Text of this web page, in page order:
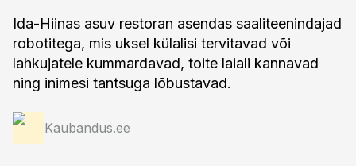
Ida-Hiinas asuv restoran asendas saaliteenindajad
robotitega, mis uksel külalisi tervitavad või
lahkujatele kummardavad, toite laiali kannavad
ning inimesi tantsuga lõbustavad.
Kaubandus.ee